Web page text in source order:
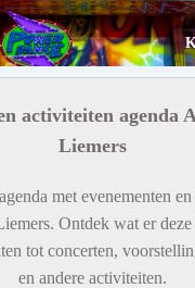
activiteiten agenda
Liemers
met evenementen
Ontdek wat er deze
tot concerten,
en andere activiteiten.